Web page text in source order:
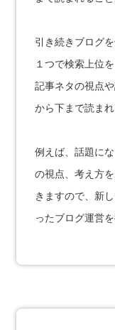
引き続きブログ
１つで検索上位
記事ネタの視点
から下まで読ま
例えば、話題に
の視点、考え方
きますので、新
ったブログ運営